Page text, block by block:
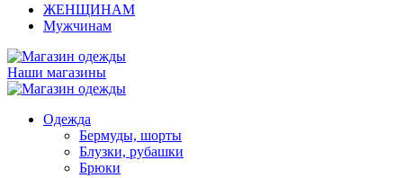
ЖЕНЩИНАМ
Мужчинам
Наши магазины
Одежда
Бермуды, шорты
Блузки, рубашки
Брюки